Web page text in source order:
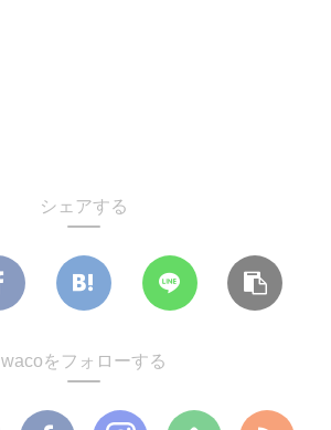
シェアする
wacoをフォローする